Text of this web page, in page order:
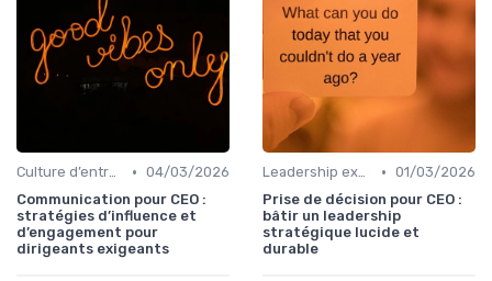
Culture d’entreprise & alignement • 04/03/2026
Communication pour CEO :
stratégies d’influence et
d’engagement pour
dirigeants exigeants
Leadership exécutif & prise de décision • 01/03/2026
Prise de décision pour CEO :
bâtir un leadership
stratégique lucide et
durable